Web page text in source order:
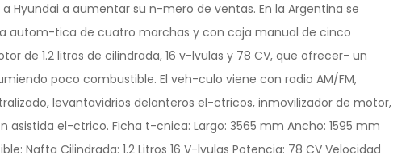
Hyundai a aumentar su n-mero de ventas. En la Argentina se
autom-tica de cuatro marchas y con caja manual de cinco
de 1.2 litros de cilindrada, 16 v-lvulas y 78 CV, que ofrecer- un
poco combustible. El veh-culo viene con radio AM/FM,
levantavidrios delanteros el-ctricos, inmovilizador de motor,
el-ctrico. Ficha t-cnica: Largo: 3565 mm Ancho: 1595 mm
Nafta Cilindrada: 1.2 Litros 16 V-lvulas Potencia: 78 CV Velocidad